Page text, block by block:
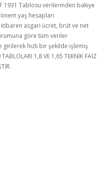
1931 Tablosu verilerinden bakiye
yaş hesapları
itibaren asgari ücret, brüt ve net
göre tüm veriler
girilerek hızlı bir şekilde işlemiş
1,8 VE 1,65 TEKNİK FAİZ